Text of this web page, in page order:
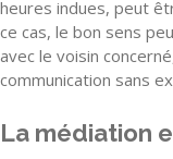
heures indues, peut
ce cas, le bon sens
avec le voisin
communication sans
La médiation